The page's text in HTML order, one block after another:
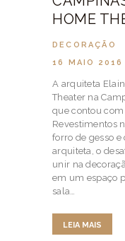
HOME
DECORAÇÃO
16 MAIO 2016
A arquiteta
Theater na
que contou
Revestimentos
forro de gesso
arquiteta, o
unir na
em um espaço
sala…
LEIA MAIS